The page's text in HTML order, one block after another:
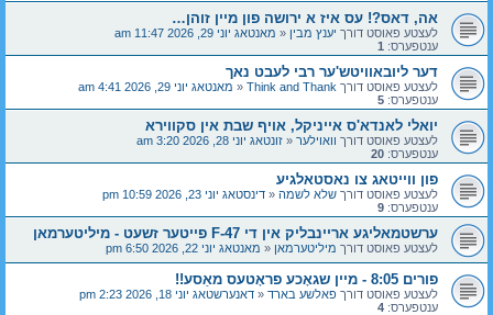
אה, דאס?! עס איז א ירושה פון מיין זוהן…
לעצטע פאוסט דורך יענץ מבין « מאנטאג יוני 29, 2026 11:47 am
ענטפערס: 1
דער ליובאוויטש'ער רבי לעבט נאך
לעצטע פאוסט דורך Think and Thank
« מאנטאג יוני 29, 2026 4:41 am
ענטפערס: 5
יואלי לאנדא'ס אייניקל, אויף שבת אין סקווירא
לעצטע פאוסט דורך וואוילער « זונטאג יוני 28, 2026 3:20 am
ענטפערס: 20
פון ווייטאג צו נאסטאלגיע
לעצטע פאוסט דורך שלא לשמה « דינסטאג יוני 23, 2026 10:59 pm
ענטפערס: 9
ערשטמאליגע אריינבליק אין די F-47 פייטער זשעט - מיליטערמאן
לעצטע פאוסט דורך מיליטערמאן « מאנטאג יוני 22, 2026 6:50 pm
פורים 8:05 - מיין שגאָכע פראָטעס מאַסע!!
לעצטע פאוסט דורך פאלשע בארד « דאנערשטאג יוני 18, 2026 2:23 pm
ענטפערס: 4